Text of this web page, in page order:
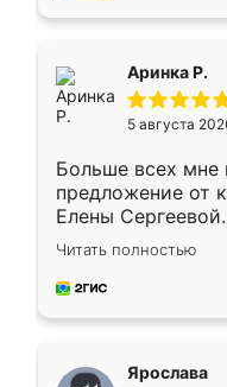
Аринка Р.
5 августа
Больше всех мне
предложение от
Елены
короткие сроки
для замера
предложил по
Читать полностью
Ярослава